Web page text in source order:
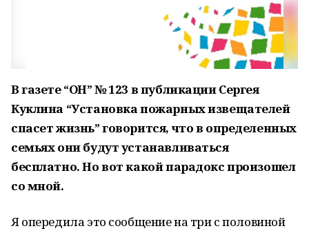
В газете “ОН” № 123 в публикации Сергея
Куклина “Установка пожарных извещателей
спасет жизнь” говорится, что в определенных
семьях они будут устанавливаться
бесплатно. Но вот какой парадокс произошел
со мной.
Я опередила это сообщение на три с половиной